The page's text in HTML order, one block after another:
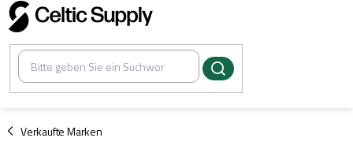
Zum
Inhalt
springen
Verkaufte Marken
/